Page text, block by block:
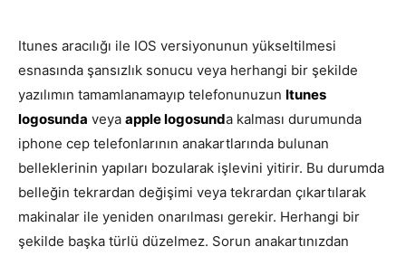
Itunes aracılığı ile IOS versiyonunun yükseltilmesi
esnasında şansızlık sonucu veya herhangi bir şekilde
yazılımın tamamlanamayıp telefonunuzun Itunes
logosunda veya apple logosunda kalması durumunda
iphone cep telefonlarının anakartlarında bulunan
belleklerinin yapıları bozularak işlevini yitirir. Bu durumda
belleğin tekrardan değişimi veya tekrardan çıkartılarak
makinalar ile yeniden onarılması gerekir. Herhangi bir
şekilde başka türlü düzelmez. Sorun anakartınızdan